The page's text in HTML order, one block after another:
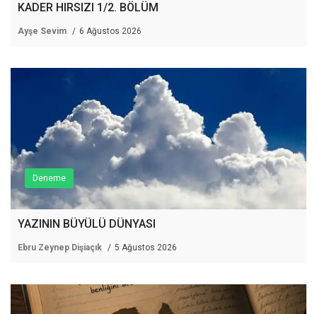
KADER HIRSIZI 1/2. BÖLÜM
Ayşe Sevim 6 Ağustos 2026
Deneme
YAZININ BÜYÜLÜ DÜNYASI
Ebru Zeynep Dişiaçık 5 Ağustos 2026